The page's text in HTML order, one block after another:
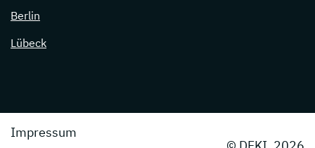
Berlin
Lübeck
Impressum